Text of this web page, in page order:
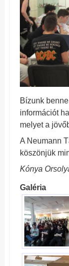
Bízunk
információt
melyet a
A Neumann
köszönjük
Kónya
Galéria